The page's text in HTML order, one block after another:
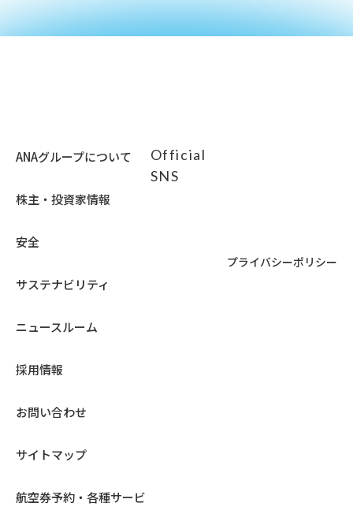
ANAグループについて
株主・投資家情報
安全
サステナビリティ
ニュースルーム
採用情報
お問い合わせ
サイトマップ
航空券予約・各種サービ
Official
SNS
プライバシーポリシー